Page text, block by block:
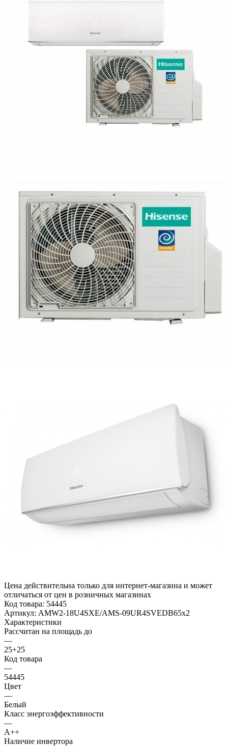
Цена действительна только для интернет-магазина и может
отличаться от цен в розничных магазинах
Код товара: 54445
Артикул: AMW2-18U4SXE/AMS-09UR4SVEDB65x2
Характеристики
Рассчитан на площадь до
—
25+25
Код товара
—
54445
Цвет
—
Белый
Класс энергоэффективности
—
A++
Наличие инвертора